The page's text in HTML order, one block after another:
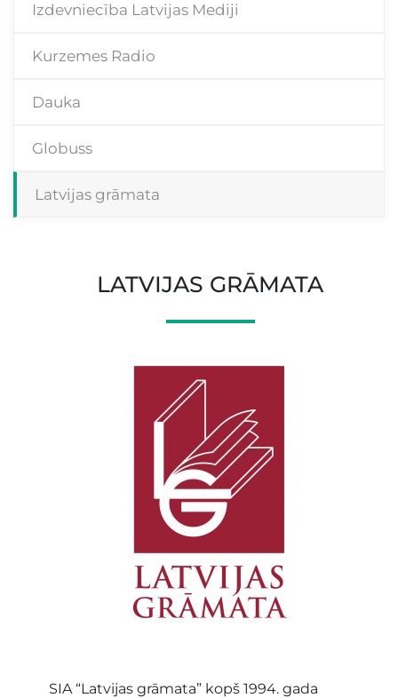
Izdevniecība Latvijas Mediji
Kurzemes Radio
Dauka
Globuss
Latvijas grāmata
LATVIJAS GRĀMATA
SIA “Latvijas grāmata” kopš 1994. gada